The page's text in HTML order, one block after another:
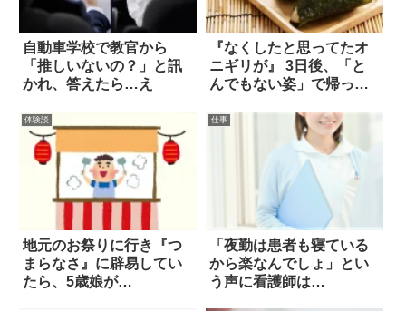
自動車学校で教官から
「推しいないの？」と訊
かれ、答えたら…え
『なくしたと思ってたオ
ニギリが』 3日後、「と
んでもない姿」で帰って
体験談
地元のお祭りに行き『つ
まらなさ』に辟易してい
たら、5歳娘が…
仕事
「夜勤は患者も寝ている
から楽なんでしょ」とい
う声に看護師は…